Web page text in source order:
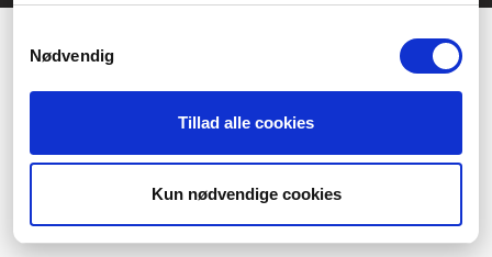
Nødvendig
Tillad alle cookies
Kun nødvendige cookies